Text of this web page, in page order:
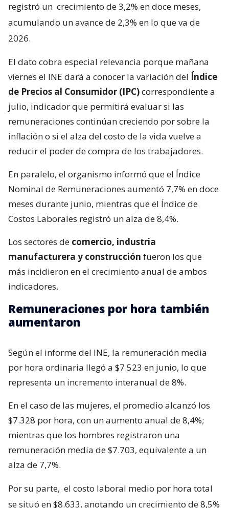
registró un crecimiento de 3,2% en doce meses,
acumulando un avance de 2,3% en lo que va de
2026.
El dato cobra especial relevancia porque mañana
viernes el INE dará a conocer la variación del Índice
de Precios al Consumidor (IPC)correspondiente a
julio, indicador que permitirá evaluar si las
remuneraciones continúan creciendo por sobre la
inflación o si el alza del costo de la vida vuelve a
reducir el poder de compra de los trabajadores.
En paralelo, el organismo informó que el Índice
Nominal de Remuneraciones aumentó 7,7% en doce
meses durante junio, mientras que el Índice de
Costos Laborales registró un alza de 8,4%.
Los sectores de comercio, industria
manufacturera y construcción fueron los que
más incidieron en el crecimiento anual de ambos
indicadores.
Remuneraciones por hora también
aumentaron
Según el informe del INE, la remuneración media
por hora ordinaria llegó a $7.523 en junio, lo que
representa un incremento interanual de 8%.
En el caso de las mujeres, el promedio alcanzó los
$7.328 por hora, con un aumento anual de 8,4%;
mientras que los hombres registraron una
remuneración media de $7.703, equivalente a un
alza de 7,7%.
Por su parte, el costo laboral medio por hora total
se situó en $8.633, anotando un crecimiento de 8,5%